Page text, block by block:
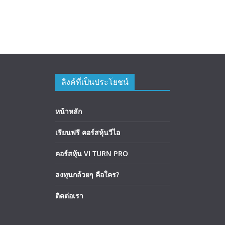
ลิงค์ที่เป็นประโยชน์
หน้าหลัก
เรียนฟรี คอร์สหุ้นวีไอ
คอร์สหุ้น VI TURN PRO
ลงทุนกล้วยๆ คือใคร?
ติดต่อเรา